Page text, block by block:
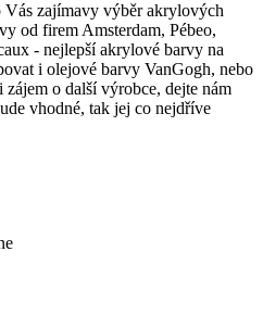
Vás zajímavy výběr akrylových
od firem Amsterdam, Pébeo,
- nejlepší akrylové barvy na
i olejové barvy VanGogh, nebo
o další výrobce, dejte nám
vhodné, tak jej co nejdříve